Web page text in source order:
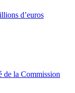
d’euros
de la Commission